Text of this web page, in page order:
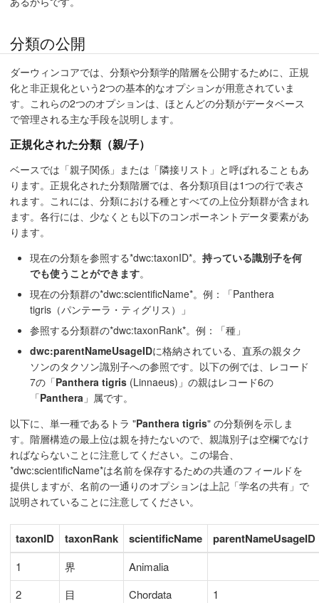
分類の公開
ダーウィンコアでは、分類や分類学的階層を公開するために、正規
化と非正規化という2つの基本的なオプションが用意されていま
す。これらの2つのオプションは、ほとんどの分類がデータベース
で管理される主な手段を説明します。
正規化された分類（親/子）
ベースでは「親子関係」または「隣接リスト」と呼ばれることもあ
ります。正規化された分類階層では、各分類項目は1つの行で表さ
れます。これには、分類における種とすべての上位分類群が含まれ
ます。各行には、少なくとも以下のコンポーネントデータ要素があ
ります。
現在の分類を参照する*dwc:taxonID*。 持っている識別子を何
でも使うことができます。
現在の分類群の*dwc:scientificName*。例：「Panthera
tigris（パンテーラ・ティグリス）」
参照する分類群の*dwc:taxonRank*。例：「種」
dwc:parentNameUsageIDに格納されている、直系の親タク
ソンのタクソン識別子への参照です。以下の例では、レコード
7の「Panthera tigris (Linnaeus)」の親はレコード6の
「Panthera 」属です。
以下に、単一種であるトラ "Panthera tigris" の分類例を示しま
す。階層構造の最上位は親を持たないので、親識別子は空欄でなけ
ればならないことに注意してください。この場合、
*dwc:scientificName*は名前を保存するための共通のフィールドを
提供しますが、名前の一通りのオプションは上記「学名の共有」で
説明されていることに注意してください。
taxonID taxonRank scientificName parentNameUsageID
1 界
Animalia
2
目 Chordata
1